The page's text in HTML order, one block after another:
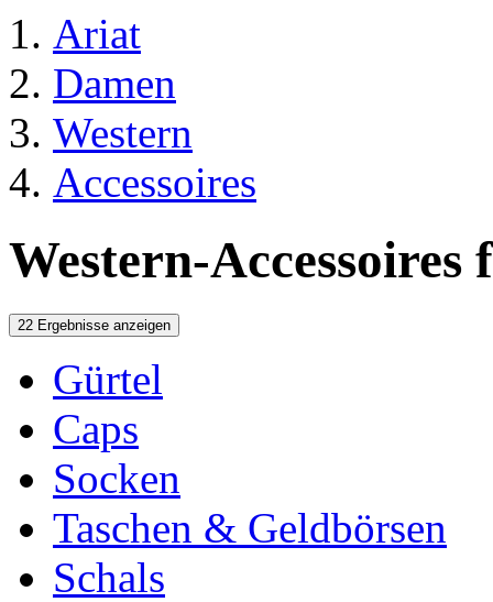
Ariat
Damen
Western
Accessoires
Western-Accessoires
22 Ergebnisse anzeigen
Gürtel
Caps
Socken
Taschen & Geldbörsen
Schals